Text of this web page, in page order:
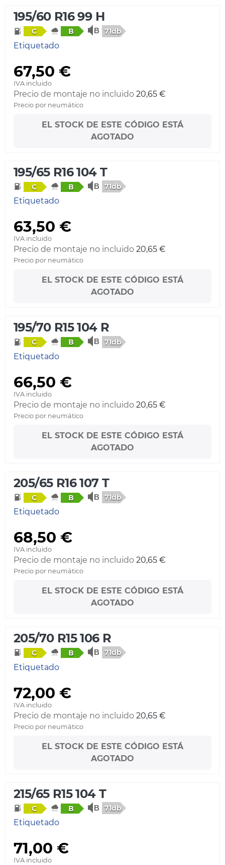
195/60 R16 99 H
C B 71db
Etiquetado
67,50 €
IVA incluido
Precio de montaje no incluido 20,65 €
Precio por neumático
EL STOCK DE ESTE CÓDIGO ESTÁ
AGOTADO
195/65 R16 104 T
C B 71db
Etiquetado
63,50 €
IVA incluido
Precio de montaje no incluido 20,65 €
Precio por neumático
EL STOCK DE ESTE CÓDIGO ESTÁ
AGOTADO
195/70 R15 104 R
C B 71db
Etiquetado
66,50 €
IVA incluido
Precio de montaje no incluido 20,65 €
Precio por neumático
EL STOCK DE ESTE CÓDIGO ESTÁ
AGOTADO
205/65 R16 107 T
C B 71db
Etiquetado
68,50 €
IVA incluido
Precio de montaje no incluido 20,65 €
Precio por neumático
EL STOCK DE ESTE CÓDIGO ESTÁ
AGOTADO
205/70 R15 106 R
C B 71db
Etiquetado
72,00 €
IVA incluido
Precio de montaje no incluido 20,65 €
Precio por neumático
EL STOCK DE ESTE CÓDIGO ESTÁ
AGOTADO
215/65 R15 104 T
C B 71db
Etiquetado
71,00 €
IVA incluido